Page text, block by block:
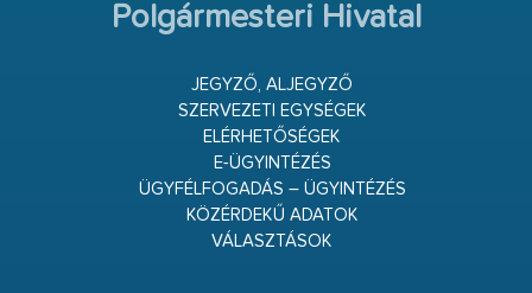
Polgármesteri Hivatal
JEGYZŐ, ALJEGYZŐ
SZERVEZETI EGYSÉGEK
ELÉRHETŐSÉGEK
E-ÜGYINTÉZÉS
ÜGYFÉLFOGADÁS – ÜGYINTÉZÉS
KÖZÉRDEKŰ ADATOK
VÁLASZTÁSOK